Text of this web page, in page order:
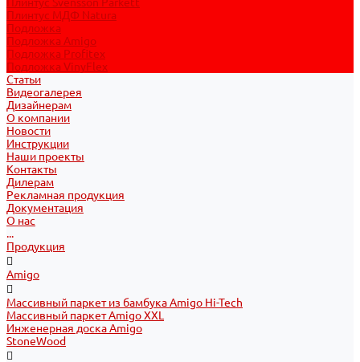
Плинтус МДФ Natura
Подложка
Подложка Amigo
Подложка Profitex
Подложка VinyFlex
Статьи
Видеогалерея
Дизайнерам
О компании
Новости
Инструкции
Наши проекты
Контакты
Дилерам
Рекламная продукция
Документация
О нас
...
Продукция
Amigo
Массивный паркет из бамбука Amigo Hi-Tech
Массивный паркет Amigo XXL
Инженерная доска Amigo
StoneWood